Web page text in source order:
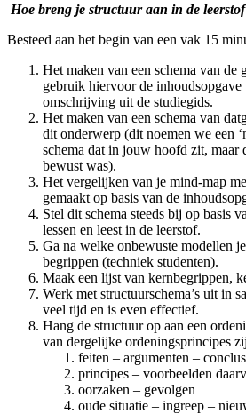
Hoe breng je structuur aan in de
Besteed aan het begin van een vak 15
Het maken van een schema van de
gebruik hiervoor de
omschrijving uit de studiegids.
Het maken van een schema van
dit onderwerp (dit noemen we een
schema dat in jouw hoofd zit, maar
bewust was).
Het vergelijken van je mind-map
gemaakt op basis van de
Stel dit schema steeds bij op basis
lessen en leest in de leerstof.
Ga na welke onbewuste modellen
begrippen (techniek studenten).
Maak een lijst van kernbegrippen,
Werk met structuurschema’s uit in
veel tijd en is even effectief.
Hang de structuur op aan een
van dergelijke ordeningsprincipes
feiten – argumenten –
principes – voorbeelden
oorzaken – gevolgen
oude situatie – ingreep –